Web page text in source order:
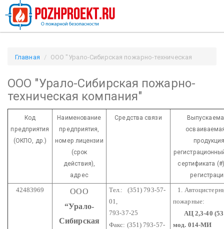
Главная
ООО "Урало-Сибирская пожарно-техническая
ООО "Урало-Сибирская пожарно-
техническая компания"
Код
предприятия
(ОКПО, др.)
Наименование
предприятия,
номер лицензии
(срок
действия),
адрес
Средства связи
сертификата
42483969
ООО
“Урало-
Сибирская
Тел.: (351) 793-57-
01,
793-37-25
Факс: (351) 793-57-
1.
пожарные:
АЦ 2,3-40
мод. 014-МИ